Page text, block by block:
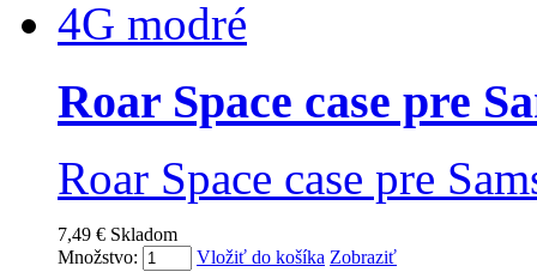
Roar Space case pre
Roar Space case pre
7,49 € Skladom
Množstvo:
Vložiť do košíka Zobraziť